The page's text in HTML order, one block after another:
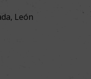
León